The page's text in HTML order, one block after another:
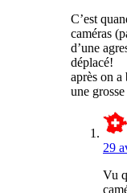
C’est
caméras
d’une
déplacé!
après on a
une
29
Vu